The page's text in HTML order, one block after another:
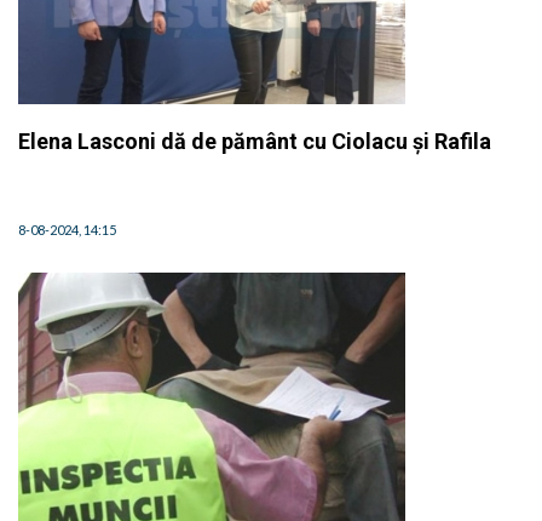
Elena Lasconi dă de pământ cu Ciolacu și Rafila
8-08-2024, 14:15